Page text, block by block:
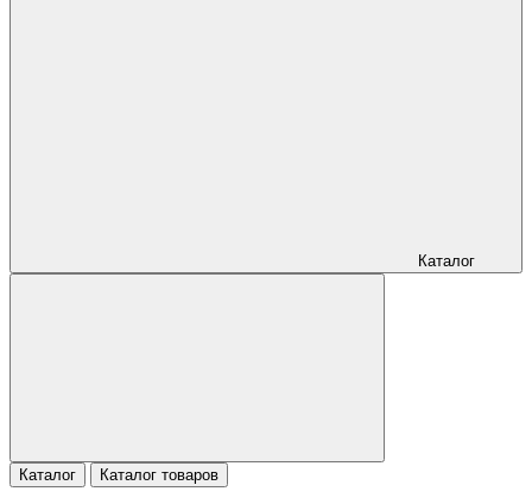
Каталог
Каталог Каталог товаров